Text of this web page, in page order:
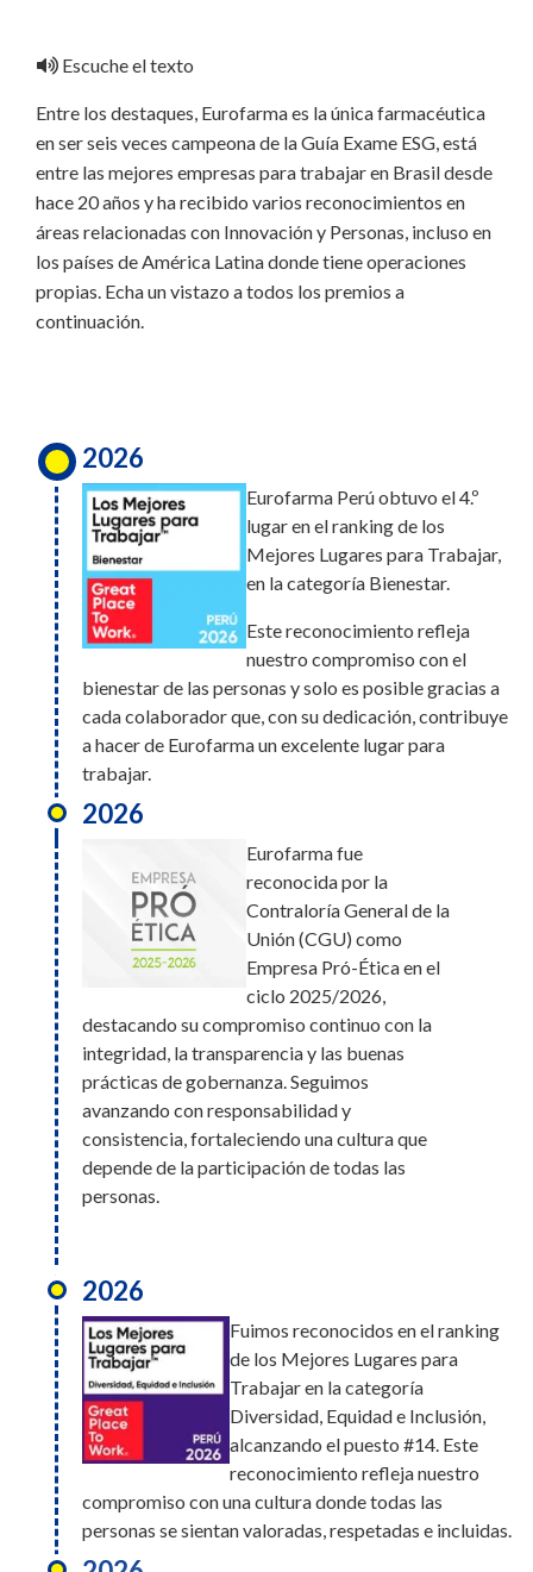
Escuche el texto
Entre los destaques, Eurofarma es la única farmacéutica
en ser seis veces campeona de la Guía Exame ESG, está
entre las mejores empresas para trabajar en Brasil desde
hace 20 años y ha recibido varios reconocimientos en
áreas relacionadas con Innovación y Personas, incluso en
los países de América Latina donde tiene operaciones
propias. Echa un vistazo a todos los premios a
continuación.
2026
Eurofarma Perú obtuvo el 4.º
lugar en el ranking de los
Mejores Lugares para Trabajar,
en la categoría Bienestar.
Este reconocimiento refleja
nuestro compromiso con el
bienestar de las personas y solo es posible gracias a
cada colaborador que, con su dedicación, contribuye
a hacer de Eurofarma un excelente lugar para
trabajar.
2026
Eurofarma fue
reconocida por la
Contraloría General de la
Unión (CGU) como
Empresa Pró-Ética en el
ciclo 2025/2026,
destacando su compromiso continuo con la
integridad, la transparencia y las buenas
prácticas de gobernanza. Seguimos
avanzando con responsabilidad y
consistencia, fortaleciendo una cultura que
depende de la participación de todas las
personas.
2026
Fuimos reconocidos en el ranking
de los Mejores Lugares para
Trabajar en la categoría
Diversidad, Equidad e Inclusión,
alcanzando el puesto #14. Este
reconocimiento refleja nuestro
compromiso con una cultura donde todas las
personas se sientan valoradas, respetadas e incluidas.